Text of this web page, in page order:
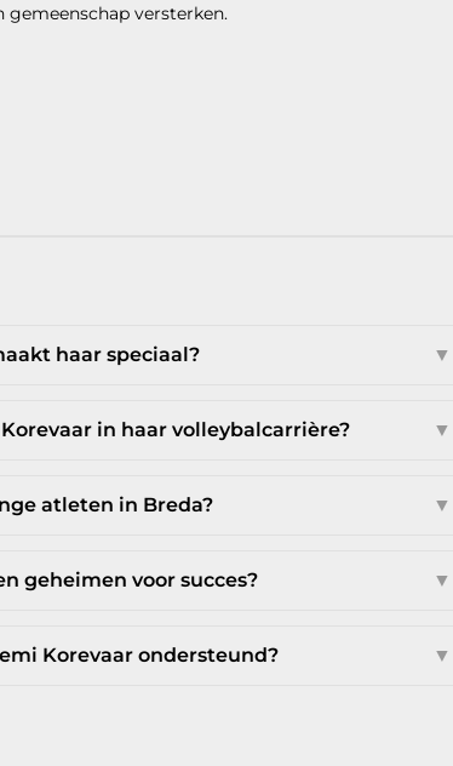
versterken.
haar speciaal? ▼
in haar volleybalcarrière? ▼
atleten in Breda? ▼
geheimen voor succes? ▼
Korevaar ondersteund? ▼